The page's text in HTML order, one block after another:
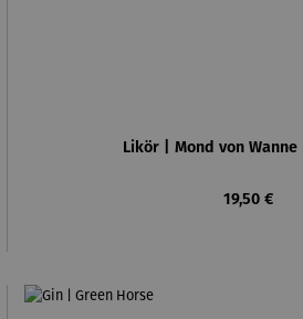
Likör | Mond von Wanne
Regulärer
19,50 €